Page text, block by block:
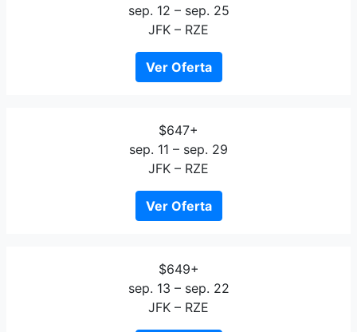
sep. 12 – sep. 25
JFK – RZE
Ver Oferta
$647+
sep. 11 – sep. 29
JFK – RZE
Ver Oferta
$649+
sep. 13 – sep. 22
JFK – RZE